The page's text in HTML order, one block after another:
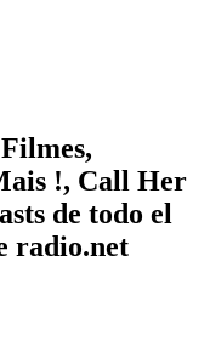
!, Call Her
de todo el
radio.net